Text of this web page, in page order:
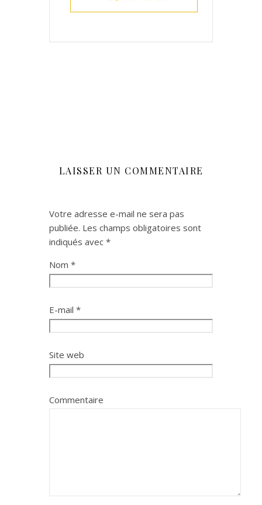
LAISSER UN COMMENTAIRE
Votre adresse e-mail ne sera pas
publiée. Les champs obligatoires sont
indiqués avec *
Nom *
E-mail *
Site web
Commentaire